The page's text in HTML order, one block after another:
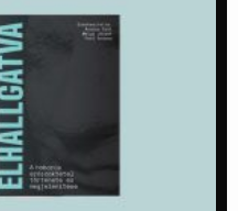
War Is a Male Game
Zweiter Weltkrieg: Sexuelle
Gewalt als Kriegswaffe
Book of Sorrows: Kosovo War
Rape Survivors Tell Their